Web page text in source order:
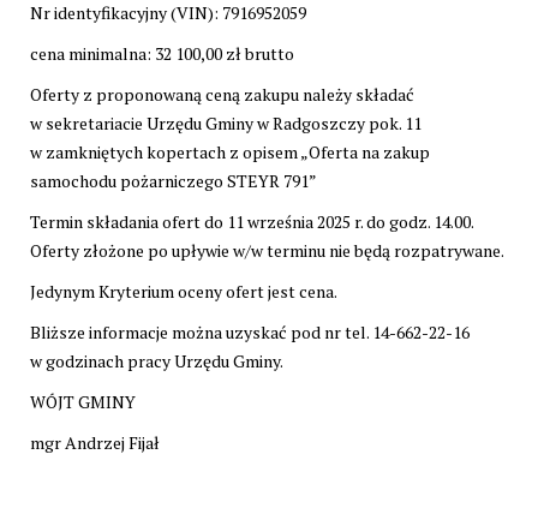
Nr identyfikacyjny (VIN): 7916952059
cena minimalna: 32 100,00 zł brutto
Oferty z proponowaną ceną zakupu należy składać
w sekretariacie Urzędu Gminy w Radgoszczy pok. 11
w zamkniętych kopertach z opisem „Oferta na zakup
samochodu pożarniczego STEYR 791”
Termin składania ofert do 11 września 2025 r. do godz. 14.00.
Oferty złożone po upływie w/w terminu nie będą rozpatrywane.
Jedynym Kryterium oceny ofert jest cena.
Bliższe informacje można uzyskać pod nr tel. 14-662-22-16
w godzinach pracy Urzędu Gminy.
WÓJT GMINY
mgr Andrzej Fijał